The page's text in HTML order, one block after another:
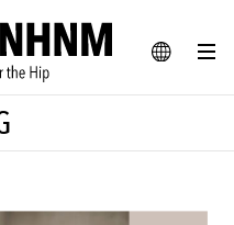
JA
SNAP
ライフスタイルWEBマガジン